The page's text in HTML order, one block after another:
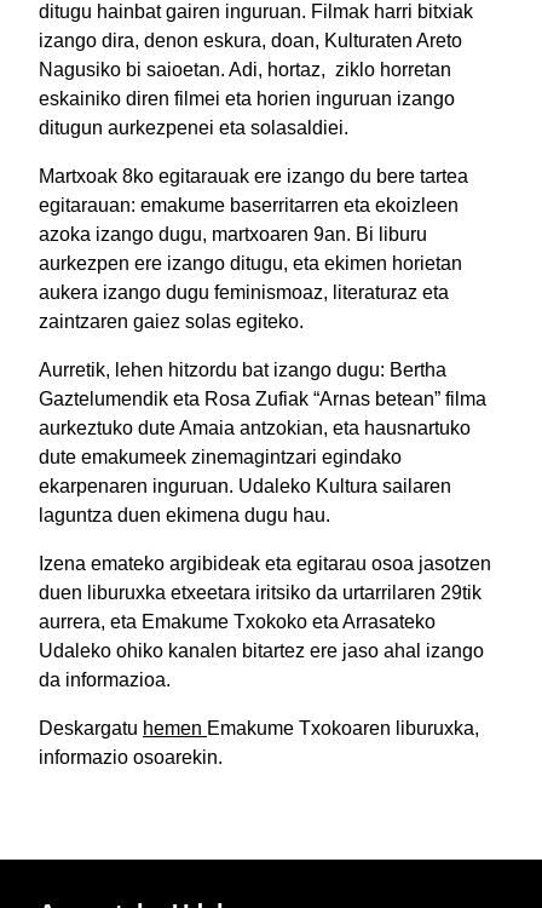
ditugu hainbat gairen inguruan. Filmak harri bitxiak
izango dira, denon eskura, doan, Kulturaten Areto
Nagusiko bi saioetan. Adi, hortaz, ziklo horretan
eskainiko diren filmei eta horien inguruan izango
ditugun aurkezpenei eta solasaldiei.
Martxoak 8ko egitarauak ere izango du bere tartea
egitarauan: emakume baserritarren eta ekoizleen
azoka izango dugu, martxoaren 9an. Bi liburu
aurkezpen ere izango ditugu, eta ekimen horietan
aukera izango dugu feminismoaz, literaturaz eta
zaintzaren gaiez solas egiteko.
Aurretik, lehen hitzordu bat izango dugu: Bertha
Gaztelumendik eta Rosa Zufiak “Arnas betean” filma
aurkeztuko dute Amaia antzokian, eta hausnartuko
dute emakumeek zinemagintzari egindako
ekarpenaren inguruan. Udaleko Kultura sailaren
laguntza duen ekimena dugu hau.
Izena emateko argibideak eta egitarau osoa jasotzen
duen liburuxka etxeetara iritsiko da urtarrilaren 29tik
aurrera, eta Emakume Txokoko eta Arrasateko
Udaleko ohiko kanalen bitartez ere jaso ahal izango
da informazioa.
Deskargatu hemen Emakume Txokoaren liburuxka,
informazio osoarekin.